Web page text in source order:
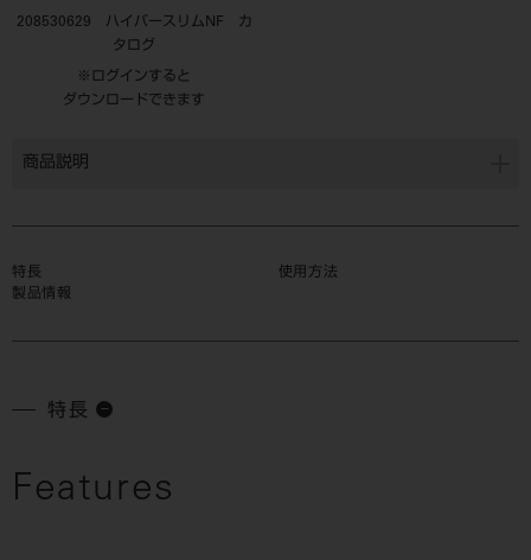
208530629 ハイパースリムNF カ
タログ
※ログインすると
ダウンロードできます
商品説明
特長
使用方法
製品情報
特長
Features